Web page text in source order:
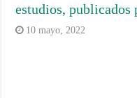
estudios, publicados
10 mayo, 2022